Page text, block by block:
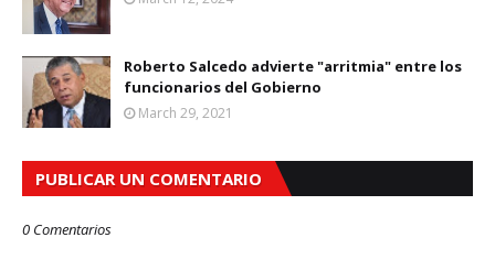
Roberto Salcedo advierte "arritmia" entre los
funcionarios del Gobierno
March 29, 2021
PUBLICAR UN COMENTARIO
0 Comentarios